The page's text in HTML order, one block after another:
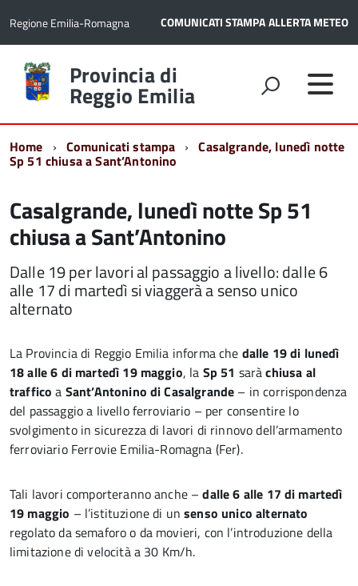
Regione Emilia-Romagna COMUNICATI STAMPAALLERTA METEO
Torna
alla
home
Provincia di
Reggio Emilia
Home Comunicati stampa Casalgrande, lunedì notte
Sp 51 chiusa a Sant’Antonino
Casalgrande, lunedì notte Sp 51
chiusa a Sant’Antonino
Dalle 19 per lavori al passaggio a livello: dalle 6
alle 17 di martedì si viaggerà a senso unico
alternato
La Provincia di Reggio Emilia informa che dalle 19 di lunedì
18 alle 6 di martedì 19 maggio, la Sp 51 saràchiusa al
traffico a Sant’Antonino di Casalgrande – in corrispondenza
del passaggio a livello ferroviario – per consentire lo
svolgimento in sicurezza di lavori di rinnovo dell’armamento
ferroviario Ferrovie Emilia-Romagna (Fer).
Tali lavori comporteranno anche –dalle 6 alle 17 di martedì
19 maggio – l’istituzione di unsenso unico alternato
regolato da semaforo o da movieri, con l’introduzione della
limitazione di velocità a 30 Km/h.